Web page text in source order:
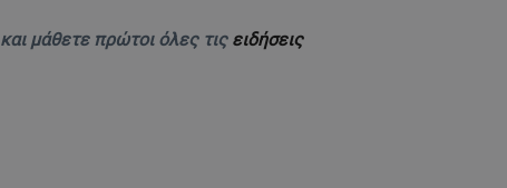
και μάθετε πρώτοι όλες τις ειδήσεις